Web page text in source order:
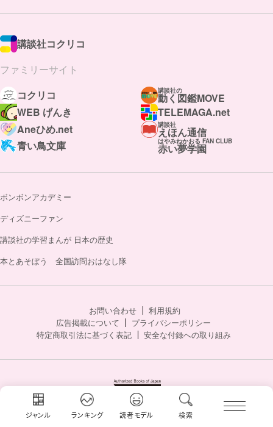
ジャンル ランキング 読者モデル 検索
講談社コクリコ
ファミリーサイト
コクリコ
講談社の
動く図鑑MOVE
WEB げんき
TELEMAGA.net
Aneひめ.net
講談社
えほん通信
青い鳥文庫
はやみねかおる FAN CLUB
赤い夢学園
ボンボンアカデミー
ディズニーファン
講談社の学習まんが 日本の歴史
本とあそぼう 全国訪問おはなし隊
お問い合わせ
利用規約
広告掲載について
プライバシーポリシー
特定商取引法に基づく表記
安全な付録への取り組み